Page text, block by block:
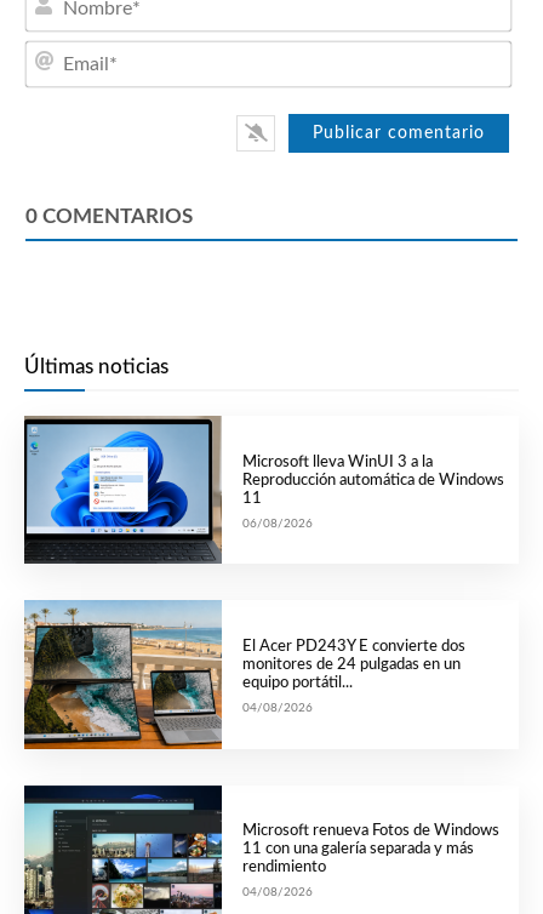
0 COMENTARIOS
Últimas noticias
Microsoft lleva WinUI 3 a la
Reproducción automática de Windows
11
06/08/2026
El Acer PD243Y E convierte dos
monitores de 24 pulgadas en un
equipo portátil...
04/08/2026
Microsoft renueva Fotos de Windows
11 con una galería separada y más
rendimiento
04/08/2026